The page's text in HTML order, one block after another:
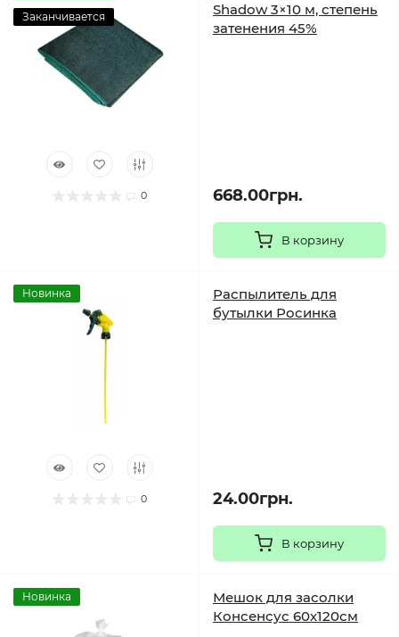
Заканчивается
0
Shadow 3×10 м, степень
затенения 45%
668.00грн.
В корзину
Новинка
0
Распылитель для
бутылки Росинка
24.00грн.
В корзину
Новинка
Мешок для засолки
Консенсус 60х120см